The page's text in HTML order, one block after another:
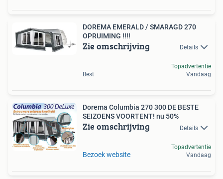
DOREMA EMERALD / SMARAGD 270
OPRUIMING !!!!
Zie omschrijving Details
Best
Topadvertentie
Vandaag
Dorema Columbia 270 300 DE BESTE
SEIZOENS VOORTENT! nu 50%
Zie omschrijving Details
Bezoek website
Topadvertentie
Vandaag